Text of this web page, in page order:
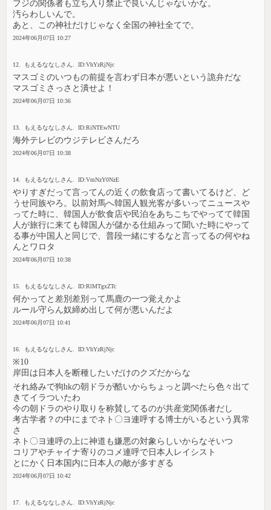
フジの関係者も立ち入り禁止で良いんじゃないかな。
汚らわしいんで。
あと、この神社だけじゃなく全国の神社全てで。
2024年06月07日 10:27
12. もえるななしさん. ID:VhYzRjNjc
マスゴミのいつもの前提を言わず日本が悪いという詭弁だな
マスゴミさっさと潰せよ！
2024年06月07日 10:36
13. もえるななしさん. ID:RiNTEwNTU
海外テレビのウジテレビさんだろ
2024年06月07日 10:38
14. もえるななしさん. ID:VmNzY0NzE
やりすぎだって言ってんの近くの飲食店って書いてるけど、ど
うせ同族やろ。以前対馬へ韓国人観光客が多いってニュースや
ってた時に、韓国人が飲食店や民泊をあちこちでやってて韓国
人が旅行に来ても韓国人が儲かる仕組みって聞いた時にやって
る事が中国人と同じで、普段一緒にするなと言ってるの何やね
んとワロタ
2024年06月07日 10:38
15. もえるななしさん. ID:RlMTgxZTc
何かってと差別差別って馬鹿の一つ覚えかよ
ルール守らん奴締め出して何が悪いんだよ
2024年06月07日 10:41
16. もえるななしさん. ID:VhYzRjNjc
※10
岸田は日本人を断種したいだけのクズだからな
それ絡みで狗hkの朝ドラが酷いからちょっと調べたら色々出て
きてイラついたわ
今の朝ドラのやり取りを称賛してるのが共産党関係者だし
考古学者？の中にまでネト〇ヨ連呼する博士がいるという異常
さ
ネト〇ヨ連呼の上に神道も嫌悪の対象らしいからなそいつ
コリアやチャイナ寄りのコメ連呼で日本人レイシスト
とにかく日本国内に日本人の敵が多すぎる
2024年06月07日 10:42
17. もえるななしさん. ID:VhYzRjNjc